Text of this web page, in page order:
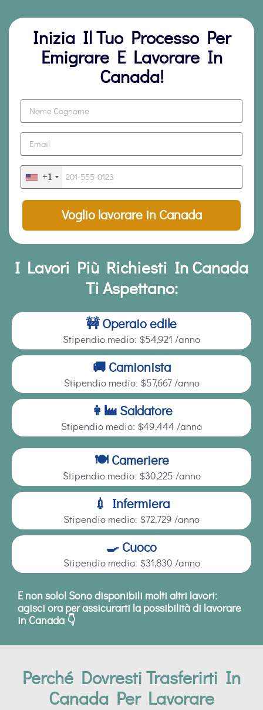
I Lavori Più Richiesti In Canada
Ti Aspettano:
🚧 Operaio edile
Stipendio medio: $54,921 /anno
🚚 Camionista
Stipendio medio: $57,667 /anno
👩‍🏭 Saldatore
Stipendio medio: $49,444 /anno
🍽️ Cameriere
Stipendio medio: $30,225 /anno
💉 Infermiera
Stipendio medio: $72,729 /anno
🍳 Cuoco
Stipendio medio: $31,830 /anno
E non solo! Sono disponibili molti altri lavori:
agisci ora per assicurarti la possibilità di lavorare
in Canada 👇
Inizia Il Tuo Processo Per
Emigrare E Lavorare In
Canada!
+1
Voglio lavorare in Canada
Perché Dovresti Trasferirti In
Canada Per Lavorare